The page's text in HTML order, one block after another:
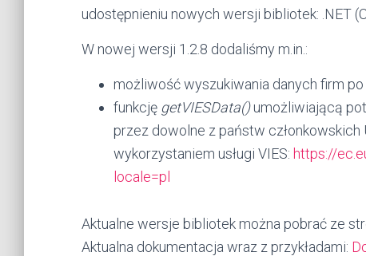
udostępnieniu nowych wersji bibliotek: .NET
W nowej wersji 1.2.8 dodaliśmy m.in.:
możliwość wyszukiwania danych firm po
funkcję getVIESData()umożliwiającą
przez dowolne z państw członkowskich
wykorzystaniem usługi VIES: https://
locale=pl
Aktualne wersje bibliotek można pobrać ze
Aktualna dokumentacja wraz z przykładami: